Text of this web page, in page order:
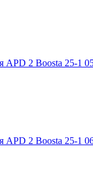
APD 2 Boosta 25-1
APD 2 Boosta 25-1